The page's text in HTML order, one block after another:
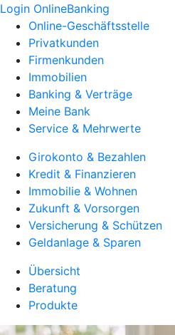
Login OnlineBanking
Online-Geschäftsstelle
Privatkunden
Firmenkunden
Immobilien
Banking & Verträge
Meine Bank
Service & Mehrwerte
Girokonto & Bezahlen
Kredit & Finanzieren
Immobilie & Wohnen
Zukunft & Vorsorgen
Versicherung & Schützen
Geldanlage & Sparen
Übersicht
Beratung
Produkte